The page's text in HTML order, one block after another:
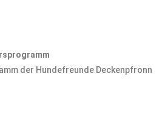
der Hundefreunde Deckenpfronn